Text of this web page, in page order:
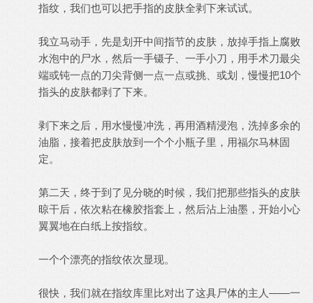
指纹，我们也可以把手指的皮肤全剥下来试试。
我立马动手，先是划开中间指节的皮肤，放掉手指上腐败
水泡中的尸水，然后一手镊子、一手小刀，用手术刀最尖
端或钝一点的刀尖背侧一点一点或挑、或划，慢慢把10个
指头的皮肤都剥了下来。
剥下来之后，用水慢慢冲洗，再用酒精浸泡，洗掉多余的
油脂，接着把皮肤放到一个个小瓶子里，用福尔马林固
定。
第二天，终于到了见分晓的时候，我们把那些指头的皮肤
晾干后，依次粘在橡胶指套上，然后沾上油墨，开始小心
翼翼地在白纸上按指纹。
一个个漂亮的指纹依次显现。
很快，我们就在指纹库里比对出了这具尸体的主人——一